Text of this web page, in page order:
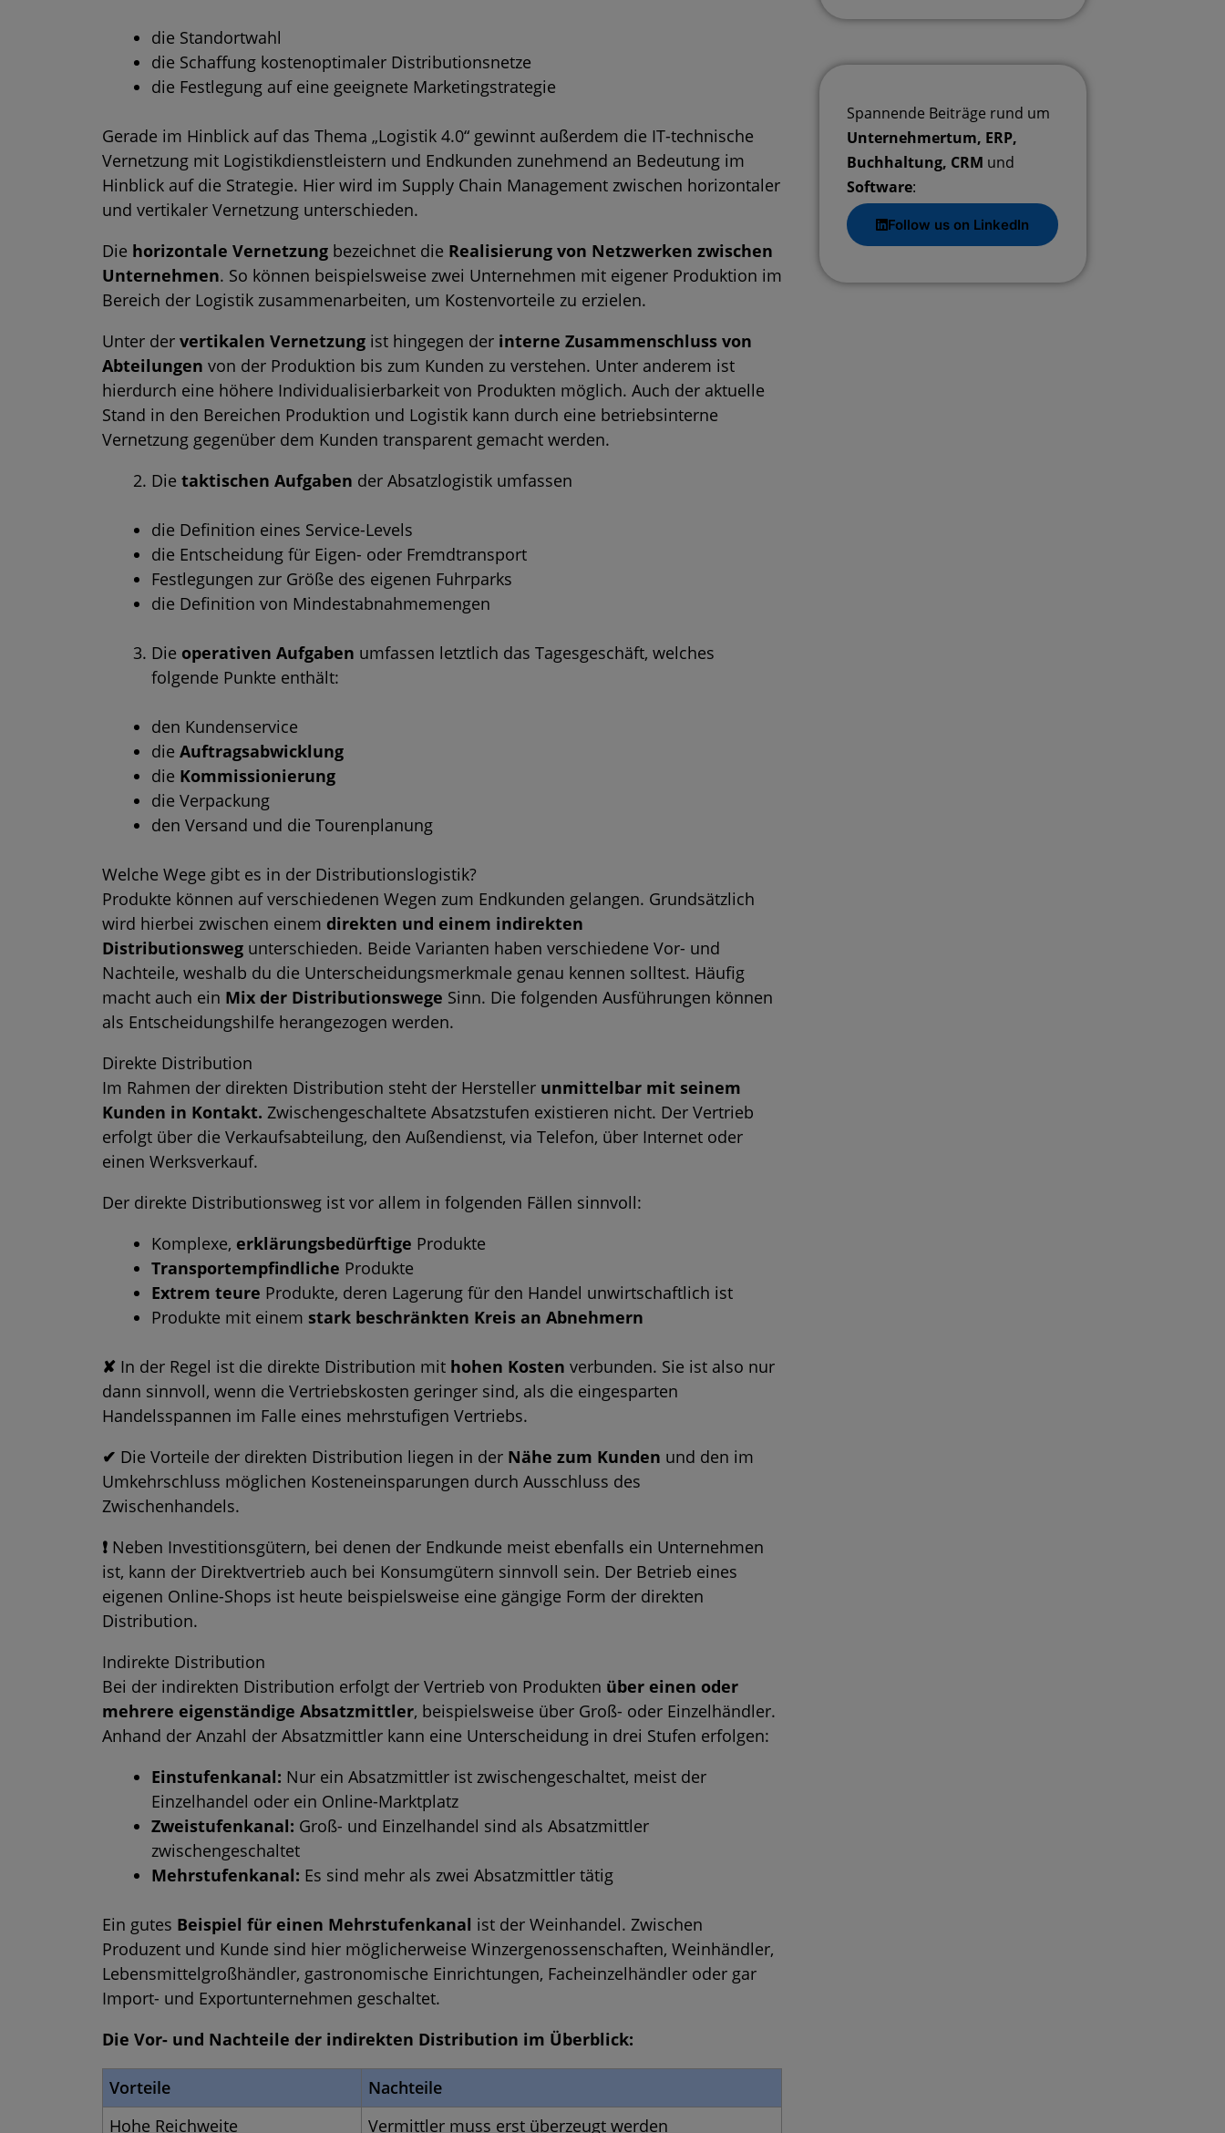
die Standortwahl
die Schaffung kostenoptimaler Distributionsnetze
die Festlegung auf eine geeignete Marketingstrategie
Gerade im Hinblick auf das Thema „Logistik 4.0“ gewinnt außerdem die IT-technische
Vernetzung mit Logistikdienstleistern und Endkunden zunehmend an Bedeutung im
Hinblick auf die Strategie. Hier wird im Supply Chain Management zwischen horizontaler
und vertikaler Vernetzung unterschieden.
Die horizontale Vernetzung bezeichnet die Realisierung von Netzwerken zwischen
Unternehmen. So können beispielsweise zwei Unternehmen mit eigener Produktion im
Bereich der Logistik zusammenarbeiten, um Kostenvorteile zu erzielen.
Unter der vertikalen Vernetzung ist hingegen der interne Zusammenschluss von
Abteilungen von der Produktion bis zum Kunden zu verstehen. Unter anderem ist
hierdurch eine höhere Individualisierbarkeit von Produkten möglich. Auch der aktuelle
Stand in den Bereichen Produktion und Logistik kann durch eine betriebsinterne
Vernetzung gegenüber dem Kunden transparent gemacht werden.
Die taktischen Aufgaben der Absatzlogistik umfassen
die Definition eines Service-Levels
die Entscheidung für Eigen- oder Fremdtransport
Festlegungen zur Größe des eigenen Fuhrparks
die Definition von Mindestabnahmemengen
Die operativen Aufgaben umfassen letztlich das Tagesgeschäft, welches
folgende Punkte enthält:
den Kundenservice
die Auftragsabwicklung
die Kommissionierung
die Verpackung
den Versand und die Tourenplanung
Welche Wege gibt es in der Distributionslogistik?
Produkte können auf verschiedenen Wegen zum Endkunden gelangen. Grundsätzlich
wird hierbei zwischen einem direkten und einem indirekten
Distributionsweg unterschieden. Beide Varianten haben verschiedene Vor- und
Nachteile, weshalb du die Unterscheidungsmerkmale genau kennen solltest. Häufig
macht auch ein Mix der Distributionswege Sinn. Die folgenden Ausführungen können
als Entscheidungshilfe herangezogen werden.
Direkte Distribution
Im Rahmen der direkten Distribution steht der Hersteller unmittelbar mit seinem
Kunden in Kontakt. Zwischengeschaltete Absatzstufen existieren nicht. Der Vertrieb
erfolgt über die Verkaufsabteilung, den Außendienst, via Telefon, über Internet oder
einen Werksverkauf.
Der direkte Distributionsweg ist vor allem in folgenden Fällen sinnvoll:
Komplexe, erklärungsbedürftige Produkte
Transportempfindliche Produkte
Extrem teure Produkte, deren Lagerung für den Handel unwirtschaftlich ist
Produkte mit einem stark beschränkten Kreis an Abnehmern
✘ In der Regel ist die direkte Distribution mit hohen Kosten verbunden. Sie ist also nur
dann sinnvoll, wenn die Vertriebskosten geringer sind, als die eingesparten
Handelsspannen im Falle eines mehrstufigen Vertriebs.
✔ Die Vorteile der direkten Distribution liegen in der Nähe zum Kunden und den im
Umkehrschluss möglichen Kosteneinsparungen durch Ausschluss des
Zwischenhandels.
❗ Neben Investitionsgütern, bei denen der Endkunde meist ebenfalls ein Unternehmen
ist, kann der Direktvertrieb auch bei Konsumgütern sinnvoll sein. Der Betrieb eines
eigenen Online-Shops ist heute beispielsweise eine gängige Form der direkten
Distribution.
Indirekte Distribution
Bei der indirekten Distribution erfolgt der Vertrieb von Produkten über einen oder
mehrere eigenständige Absatzmittler, beispielsweise über Groß- oder Einzelhändler.
Anhand der Anzahl der Absatzmittler kann eine Unterscheidung in drei Stufen erfolgen:
Einstufenkanal: Nur ein Absatzmittler ist zwischengeschaltet, meist der
Einzelhandel oder ein Online-Marktplatz
Zweistufenkanal: Groß- und Einzelhandel sind als Absatzmittler
zwischengeschaltet
Mehrstufenkanal: Es sind mehr als zwei Absatzmittler tätig
Ein gutes Beispiel für einen Mehrstufenkanal ist der Weinhandel. Zwischen
Produzent und Kunde sind hier möglicherweise Winzergenossenschaften, Weinhändler,
Lebensmittelgroßhändler, gastronomische Einrichtungen, Facheinzelhändler oder gar
Import- und Exportunternehmen geschaltet.
Die Vor- und Nachteile der indirekten Distribution im Überblick:
Vorteile
Nachteile
Hohe Reichweite
Vermittler muss erst überzeugt werden
Spannende Beiträge rund um
Unternehmertum, ERP,
Buchhaltung, CRM und
Software:
Follow us on LinkedIn